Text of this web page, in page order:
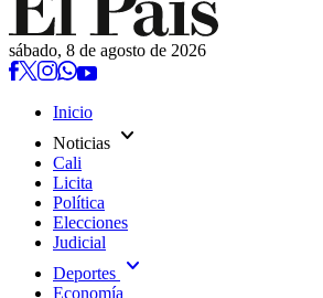
sábado, 8 de agosto de 2026
Inicio
Noticias expand_more
Cali
Licita
Política
Elecciones
Judicial
Deportes expand_more
Economía